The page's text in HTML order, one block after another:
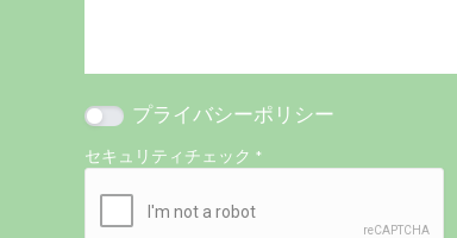
プライバシーポリシー
セキュリティチェック*